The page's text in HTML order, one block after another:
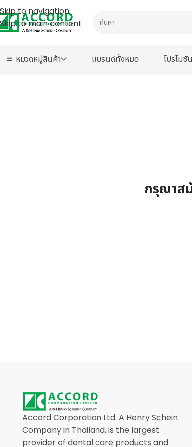
Skip to navigation
Skip to main content
หมวดหมู่สินค้า เเบรนด์ทั้งหมด โปรโมชัน
กรุณาส
Accord Corporation Ltd. A Henry Schein
Company in Thailand, is the largest
provider of dental care products and